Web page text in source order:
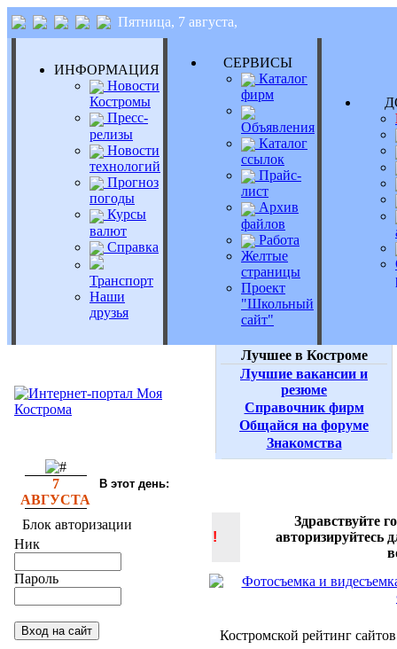
Пятница, 7 августа,
ИНФОРМАЦИЯ
Новости
Костромы
Пресс-
релизы
Новости
технологий
Прогноз
погоды
Курсы
валют
Справка
Транспорт
Наши
друзья
СЕРВИСЫ
Каталог
фирм
Объявления
Каталог
ссылок
Прайс-
лист
Архив
файлов
Работа
Желтые
страницы
Проект
"Школьный
сайт"
Лучшее в Костроме
Лучшие вакансии и
резюме
Справочник фирм
Общайся на форуме
Знакомства
7
АВГУСТА
В этот день:
Блок авторизации
Ник
Пароль
!
Здравствуйте
авторизируйтесь
Костромской рейтинг сайтов